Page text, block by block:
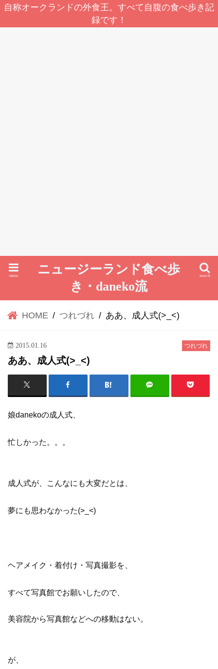
自称オークランドの外食王。すべて自腹の食べ歩き記
録です！
ニュージーランド食べ歩
き・daneko流
search
menu
HOME つれづれ ああ、成人式(>_<)
つれづれ
2015.01.16
ああ、成人式(>_<)
娘danekoの成人式、
忙しかった。。。
成人式が、こんなにも大変だとは、
夢にも思わなかった(>_<)
ヘアメイク・着付け・写真撮影を、
すべて写真館でお願いしたので、
美容院から写真館などへの移動はない。
が、